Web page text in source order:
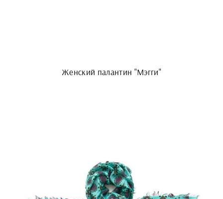
Женский палантин "Мэгги"